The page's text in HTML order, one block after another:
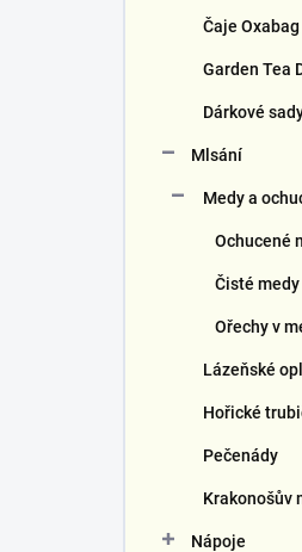
Čaje Oxabag
Garden Tea
Dárkové
Mlsání
Medy a
Ochucené
Čisté medy
Ořechy v
Lázeňské
Hořické
Pečenády
Krakonošův
Nápoje